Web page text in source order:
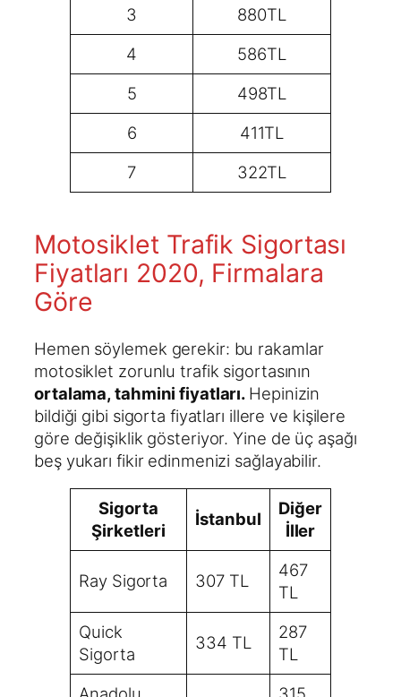
3
880TL
4
586TL
5
498TL
6
411TL
7
322TL
Motosiklet Trafik Sigortası
Fiyatları 2020, Firmalara
Göre
Hemen söylemek gerekir: bu rakamlar
motosiklet zorunlu trafik sigortasının
ortalama, tahmini fiyatları. Hepinizin
bildiği gibi sigorta fiyatları illere ve kişilere
göre değişiklik gösteriyor. Yine de üç aşağı
beş yukarı fikir edinmenizi sağlayabilir.
Sigorta
Şirketleri
İstanbul
Diğer
İller
Ray Sigorta 307 TL
467
TL
Quick
Sigorta
334 TL
287
TL